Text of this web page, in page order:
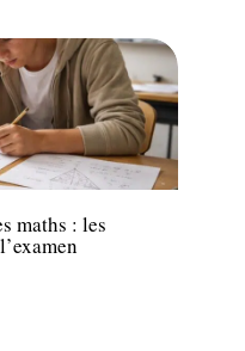
maths : les